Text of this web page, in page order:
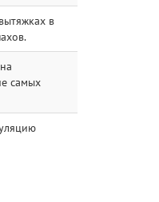
в
самых